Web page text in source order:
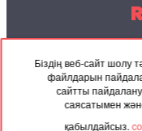
Біздің веб-сайт шолу
файлдарын
сайтты
саясатымен
қабылдайсыз.
©
Ынтымақтастық
Серіктес